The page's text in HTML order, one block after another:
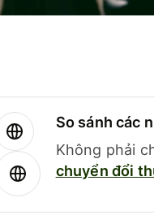
So sánh các
Không phải
chuyển đổi